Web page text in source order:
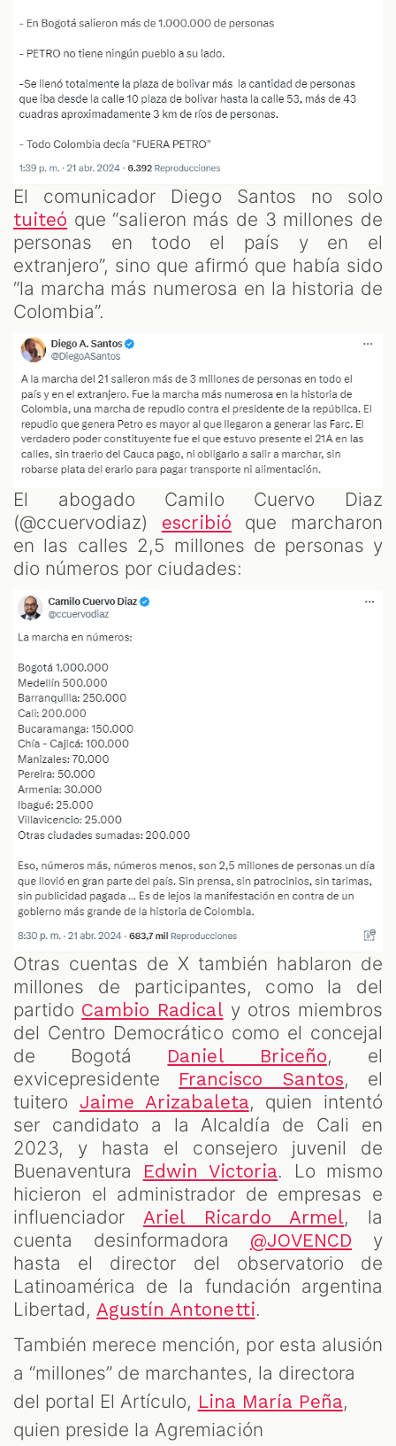
El comunicador Diego Santos no solo
tuiteó que “salieron más de 3 millones de
personas en todo el país y en el
extranjero”, sino que afirmó que había sido
“la marcha más numerosa en la historia de
Colombia”.
El abogado Camilo Cuervo Diaz
(@ccuervodiaz) escribió que marcharon
en las calles 2,5 millones de personas y
dio números por ciudades:
Otras cuentas de X también hablaron de
millones de participantes, como la del
partido Cambio Radicaly otros miembros
del Centro Democrático como el concejal
de Bogotá Daniel Briceño, el
exvicepresidente
Francisco Santos, el
tuitero Jaime Arizabaleta, quien intentó
ser candidato a la Alcaldía de Cali en
2023, y hasta el consejero juvenil de
Buenaventura
Edwin Victoria. Lo mismo
hicieron el administrador de empresas e
influenciador Ariel Ricardo Armel, la
cuenta desinformadora @JOVENCD y
hasta el director del observatorio de
Latinoamérica de la fundación argentina
Libertad,Agustín Antonetti.
También merece mención, por esta alusión
a “millones” de marchantes, la directora
del portal El Artículo, Lina María Peña,
quien preside la Agremiación